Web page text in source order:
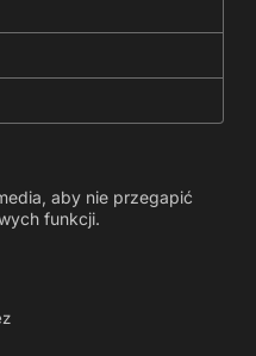
aby nie przegapić
funkcji.